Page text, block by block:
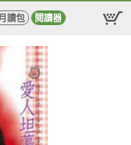
讀包 閱讀器